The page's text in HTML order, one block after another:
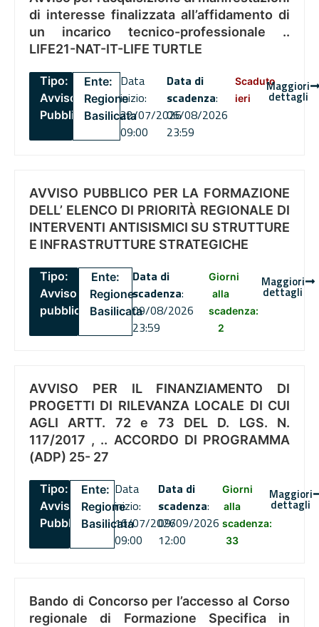
di interesse finalizzata all’affidamento di
un incarico tecnico-professionale ..
LIFE21-NAT-IT-LIFE TURTLE
Tipo:
Avviso
Pubblico
Ente:
Regione
Basilicata
Data
inizio:
22/07/2026
09:00
Data di
scadenza:
06/08/2026
23:59
Scaduto
ieri
Maggiori
dettagli
AVVISO PUBBLICO PER LA FORMAZIONE
DELL’ ELENCO DI PRIORITÀ REGIONALE DI
INTERVENTI ANTISISMICI SU STRUTTURE
E INFRASTRUTTURE STRATEGICHE
Tipo:
Avviso
pubblico
Ente:
Regione
Basilicata
Data di
scadenza:
09/08/2026
23:59
Giorni
alla
scadenza:
2
Maggiori
dettagli
AVVISO PER IL FINANZIAMENTO DI
PROGETTI DI RILEVANZA LOCALE DI CUI
AGLI ARTT. 72 e 73 DEL D. LGS. N.
117/2017 , .. ACCORDO DI PROGRAMMA
(ADP) 25- 27
Tipo:
Avviso
Pubblico
Ente:
Regione
Basilicata
Data
inizio:
16/07/2026
09:00
Data di
scadenza:
09/09/2026
12:00
Giorni
alla
scadenza:
33
Maggiori
dettagli
Bando di Concorso per l’accesso al Corso
regionale di Formazione Specifica in